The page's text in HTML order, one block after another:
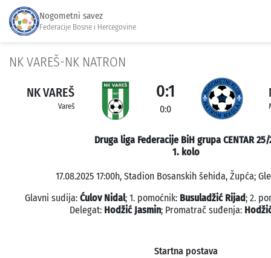
Nogometni savez
Federacije Bosne i Hercegovine
NK VAREŠ-NK NATRON
NK VAREŠ
Vareš
0:1
0:0
Druga liga Federacije BiH grupa CENTAR 25/
1. kolo
17.08.2025 17:00h, Stadion Bosanskih šehida, Župća;
Glavni sudija: Ćulov Nidal; 1. pomoćnik: Busuladžić Rijad; 2.
Delegat: Hodžić Jasmin; Promatrač suđenja:
Startna postava